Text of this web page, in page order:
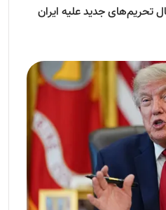
تحریم‌های جدید علیه ایران